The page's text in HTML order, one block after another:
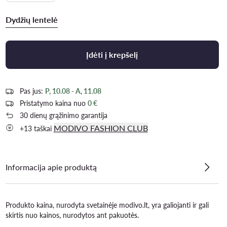
Dydžių lentelė
Įdėti į krepšelį
Pas jus: P, 10.08 - A, 11.08
Pristatymo kaina nuo 0 €
30 dienų grąžinimo garantija
+13 taškai MODIVO FASHION CLUB
Informacija apie produktą
Produkto kaina, nurodyta svetainėje modivo.lt, yra galiojanti ir gali
skirtis nuo kainos, nurodytos ant pakuotės.